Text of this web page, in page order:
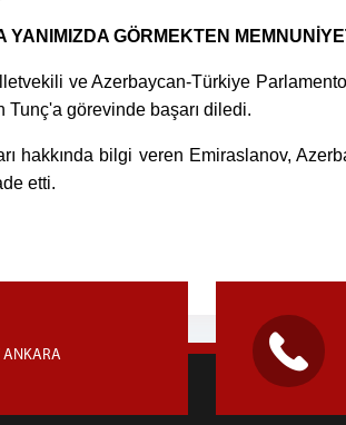
GÖRMEKTEN
ve Azerbaycan-Türkiye
görevinde başarı diledi.
hakkında bilgi veren Emiraslanov,
etti.